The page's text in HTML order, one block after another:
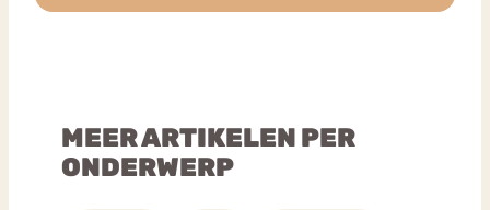
MEER ARTIKELEN PER
ONDERWERP